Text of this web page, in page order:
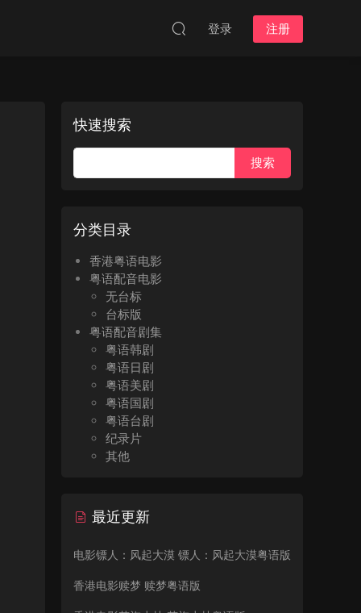
登录 注册
快速搜索
分类目录
香港粤语电影
粤语配音电影
无台标
台标版
粤语配音剧集
粤语韩剧
粤语日剧
粤语美剧
粤语国剧
粤语台剧
纪录片
其他
最近更新
电影镖人：风起大漠 镖人：风起大漠粤语版
香港电影赎梦 赎梦粤语版